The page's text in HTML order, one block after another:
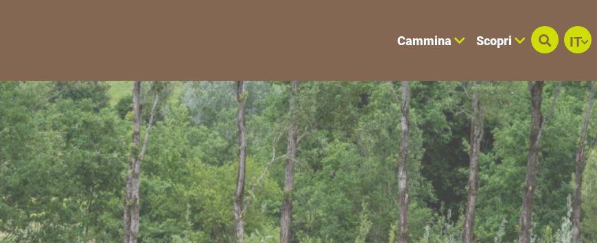
Cammina Scopri IT